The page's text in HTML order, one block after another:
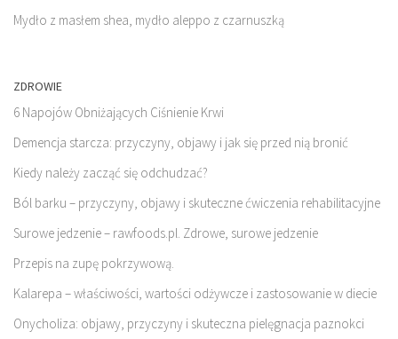
Mydło z masłem shea, mydło aleppo z czarnuszką
ZDROWIE
6 Napojów Obniżających Ciśnienie Krwi
Demencja starcza: przyczyny, objawy i jak się przed nią bronić
Kiedy należy zacząć się odchudzać?
Ból barku – przyczyny, objawy i skuteczne ćwiczenia rehabilitacyjne
Surowe jedzenie – rawfoods.pl. Zdrowe, surowe jedzenie
Przepis na zupę pokrzywową.
Kalarepa – właściwości, wartości odżywcze i zastosowanie w diecie
Onycholiza: objawy, przyczyny i skuteczna pielęgnacja paznokci